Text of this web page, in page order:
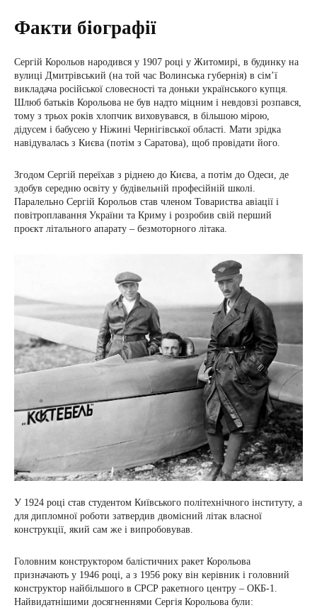
Факти біографії
Сергій Корольов народився у 1907 році у Житомирі, в будинку на
вулиці Дмитрівський (на той час Волинська губернія) в сім’ї
викладача російської словесності та доньки українського купця.
Шлюб батьків Корольова не був надто міцним і невдовзі розпався,
тому з трьох років хлопчик виховувався, в більшою мірою,
дідусем і бабусею у Ніжині Чернігівської області. Мати зрідка
навідувалась з Києва (потім з Саратова), щоб провідати його.
Згодом Сергій переїхав з ріднею до Києва, а потім до Одеси, де
здобув середню освіту у будівельній професійній школі.
Паралельно Сергій Корольов став членом Товариства авіації і
повітроплавання України та Криму і розробив свій перший
проєкт літального апарату – безмоторного літака.
У 1924 році став студентом Київського політехнічного інституту, а
для дипломної роботи затвердив двомісний літак власної
конструкції, який сам же і випробовував.
Головним конструктором балістичних ракет Корольова
призначають у 1946 році, а з 1956 року він керівник і головний
конструктор найбільшого в СРСР ракетного центру – ОКБ-1.
Найвидатнішими досягненнями Сергія Корольова були: